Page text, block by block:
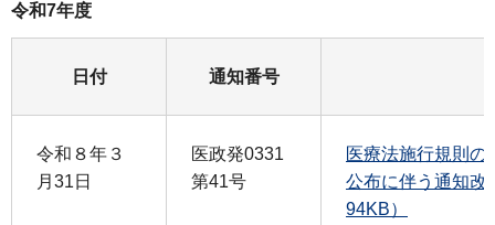
令和7年度
日付 通知番号
令和８年３
月31日
医政発0331
第41号
医療法施行規則の
公布に伴う通知改
94KB）